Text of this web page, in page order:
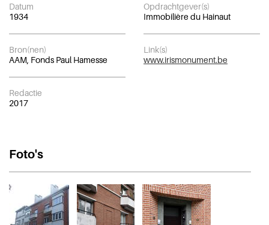
Datum
1934
Opdrachtgever(s)
Immobilière du Hainaut
Bron(nen)
AAM, Fonds Paul Hamesse
Link(s)
www.irismonument.be
Redactie
2017
Foto's